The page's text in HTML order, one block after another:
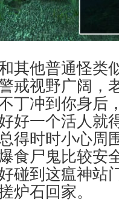
其他普通怪类
戒视野广阔，
丁冲到你身后
好一个活人就
得时时小心周
食尸鬼比较安
碰到这瘟神站
炉石回家。